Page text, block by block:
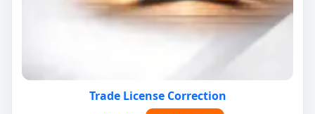
Trade License Correction